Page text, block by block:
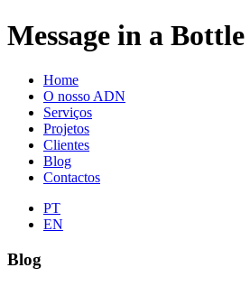
Message in a Bottle
Home
O nosso ADN
Serviços
Projetos
Clientes
Blog
Contactos
PT
EN
Blog